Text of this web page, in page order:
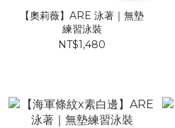
【奧莉薇】ARE 泳著｜無墊
練習泳裝
NT$1,480